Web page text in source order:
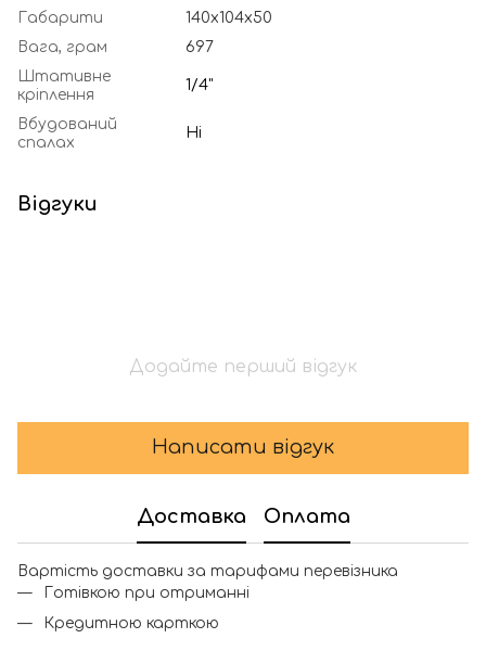
Габарити
140x104x50
Вага, грам
697
Штативне
кріплення
1/4"
Вбудований
спалах
Ні
Відгуки
Додайте перший відгук
Написати відгук
Доставка Оплата
Вартість доставки за тарифами перевізника
Готівкою при отриманні
Кредитною карткою